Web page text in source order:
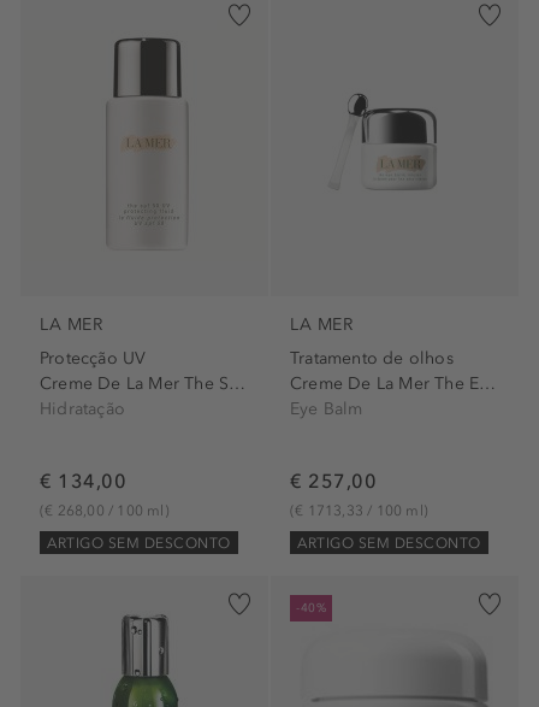
LA MER
Protecção UV
Creme De La Mer The Spf50...
Hidratação
€ 134,00
(€ 268,00 / 100 ml)
ARTIGO SEM DESCONTO
LA MER
Tratamento de olhos
Creme De La Mer The Eye...
Eye Balm
€ 257,00
(€ 1713,33 / 100 ml)
ARTIGO SEM DESCONTO
-40%